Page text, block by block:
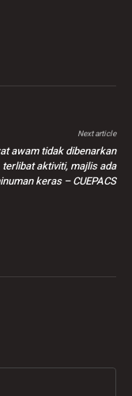
Next article
awam tidak dibenarkan
terlibat aktiviti, majlis ada
keras – CUEPACS